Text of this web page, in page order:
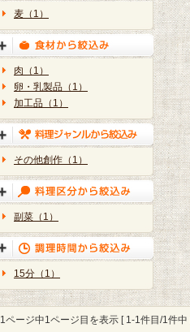
麦（1）
肉（1）
卵・乳製品（1）
加工品（1）
その他創作（1）
副菜（1）
15分（1）
1ページ中1ページ目を表示 [ 1-1件目/1件中